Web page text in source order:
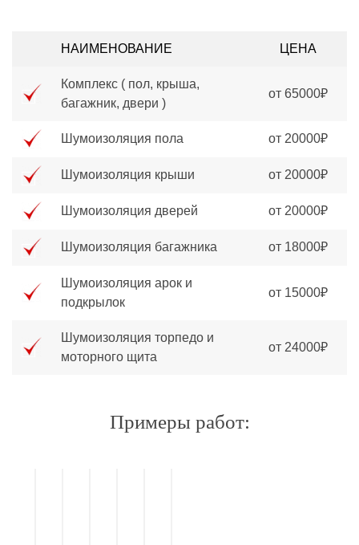
НАИМЕНОВАНИЕ ЦЕНА
Комплекс ( пол, крыша,
багажник, двери )
от 65000₽
Шумоизоляция пола от 20000₽
Шумоизоляция крыши от 20000₽
Шумоизоляция дверей от 20000₽
Шумоизоляция багажника от 18000₽
Шумоизоляция арок и
подкрылок
от 15000₽
Шумоизоляция торпедо и
моторного щита
от 24000₽
Примеры работ: